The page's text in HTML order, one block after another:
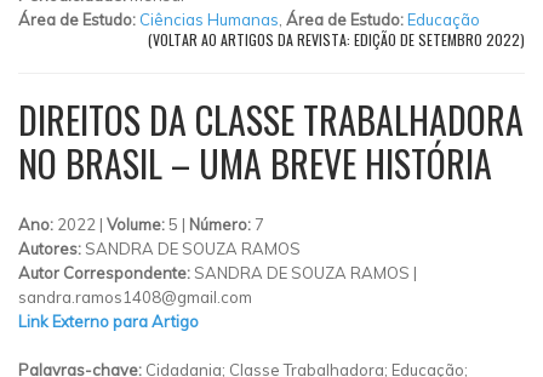
Área de Estudo: Ciências Humanas Área de Estudo:Educação
(VOLTAR AO ARTIGOS DA REVISTA: EDIÇÃO DE SETEMBRO 2022)
DIREITOS DA CLASSE TRABALHADORA
NO BRASIL – UMA BREVE HISTÓRIA
Ano: 2022 | Volume:5 | Número: 7
Autores: SANDRA DE SOUZA RAMOS
Autor Correspondente: SANDRA DE SOUZA RAMOS |
sandra.ramos1408@gmail.com
Link Externo para Artigo
Palavras-chave: Cidadania; Classe Trabalhadora; Educação;